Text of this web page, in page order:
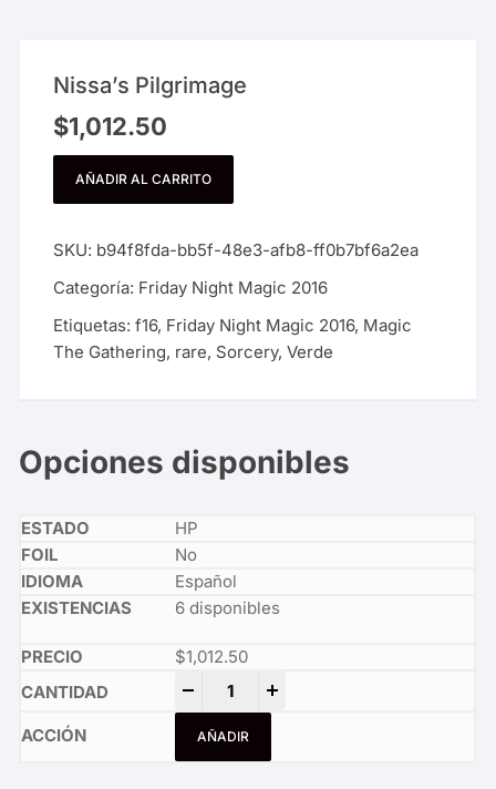
Nissa’s Pilgrimage
$1,012.50
AÑADIR AL CARRITO
SKU: b94f8fda-bb5f-48e3-afb8-ff0b7bf6a2ea
Categoría: Friday Night Magic 2016
Etiquetas:f16, Friday Night Magic 2016, Magic
The Gathering, rare, Sorcery,Verde
Opciones disponibles
HP
No
Español
6 disponibles
$1,012.50
Nissa's Pilgrimage quantity
AÑADIR